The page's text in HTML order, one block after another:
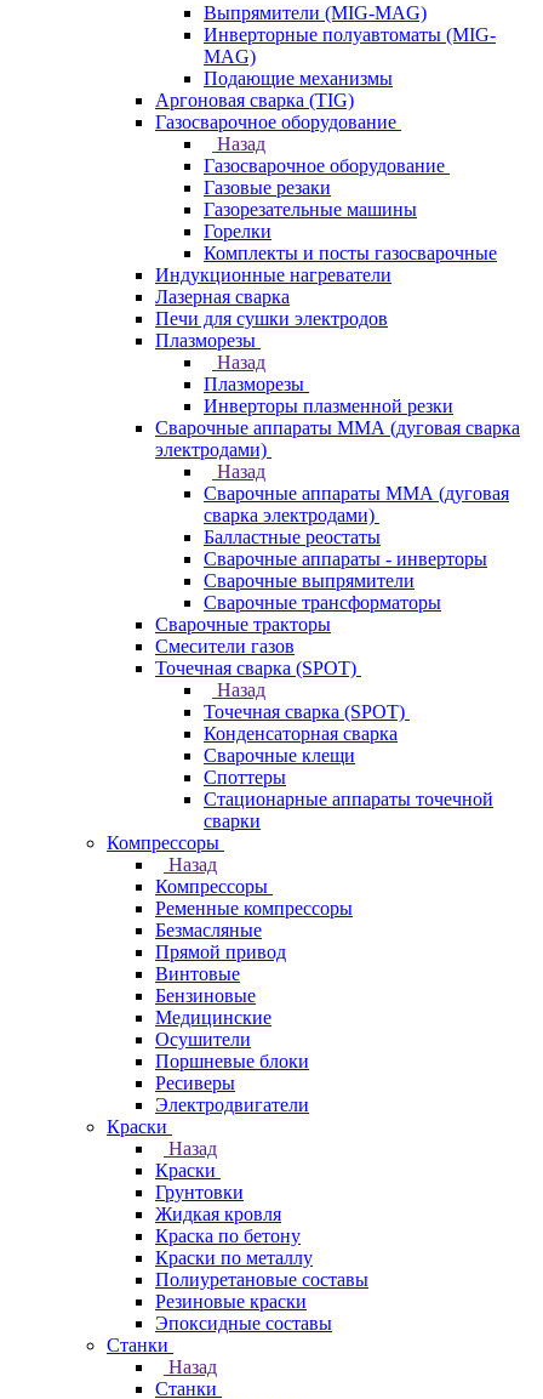
Выпрямители (MIG-MAG)
Инверторные полуавтоматы (MIG-
MAG)
Подающие механизмы
Аргоновая сварка (TIG)
Газосварочное оборудование
Назад
Газосварочное оборудование
Газовые резаки
Газорезательные машины
Горелки
Комплекты и посты газосварочные
Индукционные нагреватели
Лазерная сварка
Печи для сушки электродов
Плазморезы
Назад
Плазморезы
Инверторы плазменной резки
Сварочные аппараты ММА (дуговая сварка
электродами)
Назад
Сварочные аппараты ММА (дуговая
сварка электродами)
Балластные реостаты
Сварочные аппараты - инверторы
Сварочные выпрямители
Сварочные трансформаторы
Сварочные тракторы
Смесители газов
Точечная сварка (SPOT)
Назад
Точечная сварка (SPOT)
Конденсаторная сварка
Сварочные клещи
Споттеры
Стационарные аппараты точечной
сварки
Компрессоры
Назад
Компрессоры
Ременные компрессоры
Безмасляные
Прямой привод
Винтовые
Бензиновые
Медицинские
Осушители
Поршневые блоки
Ресиверы
Электродвигатели
Краски
Назад
Краски
Грунтовки
Жидкая кровля
Краска по бетону
Краски по металлу
Полиуретановые составы
Резиновые краски
Эпоксидные составы
Станки
Назад
Станки